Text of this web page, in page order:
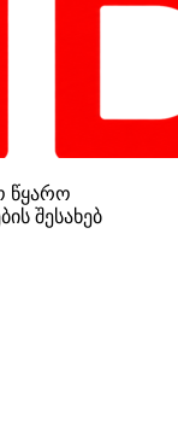
წყარო
შესახებ